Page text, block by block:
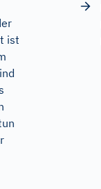
ist